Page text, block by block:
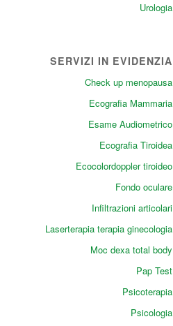
Urologia
SERVIZI IN EVIDENZIA
Check up menopausa
Ecografia Mammaria
Esame Audiometrico
Ecografia Tiroidea
Ecocolordoppler tiroideo
Fondo oculare
Infiltrazioni articolari
Laserterapia terapia ginecologia
Moc dexa total body
Pap Test
Psicoterapia
Psicologia